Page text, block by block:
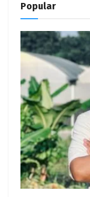
Popular